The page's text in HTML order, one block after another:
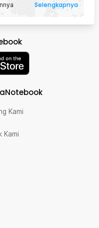
Selengkapnya
Kami
Kami